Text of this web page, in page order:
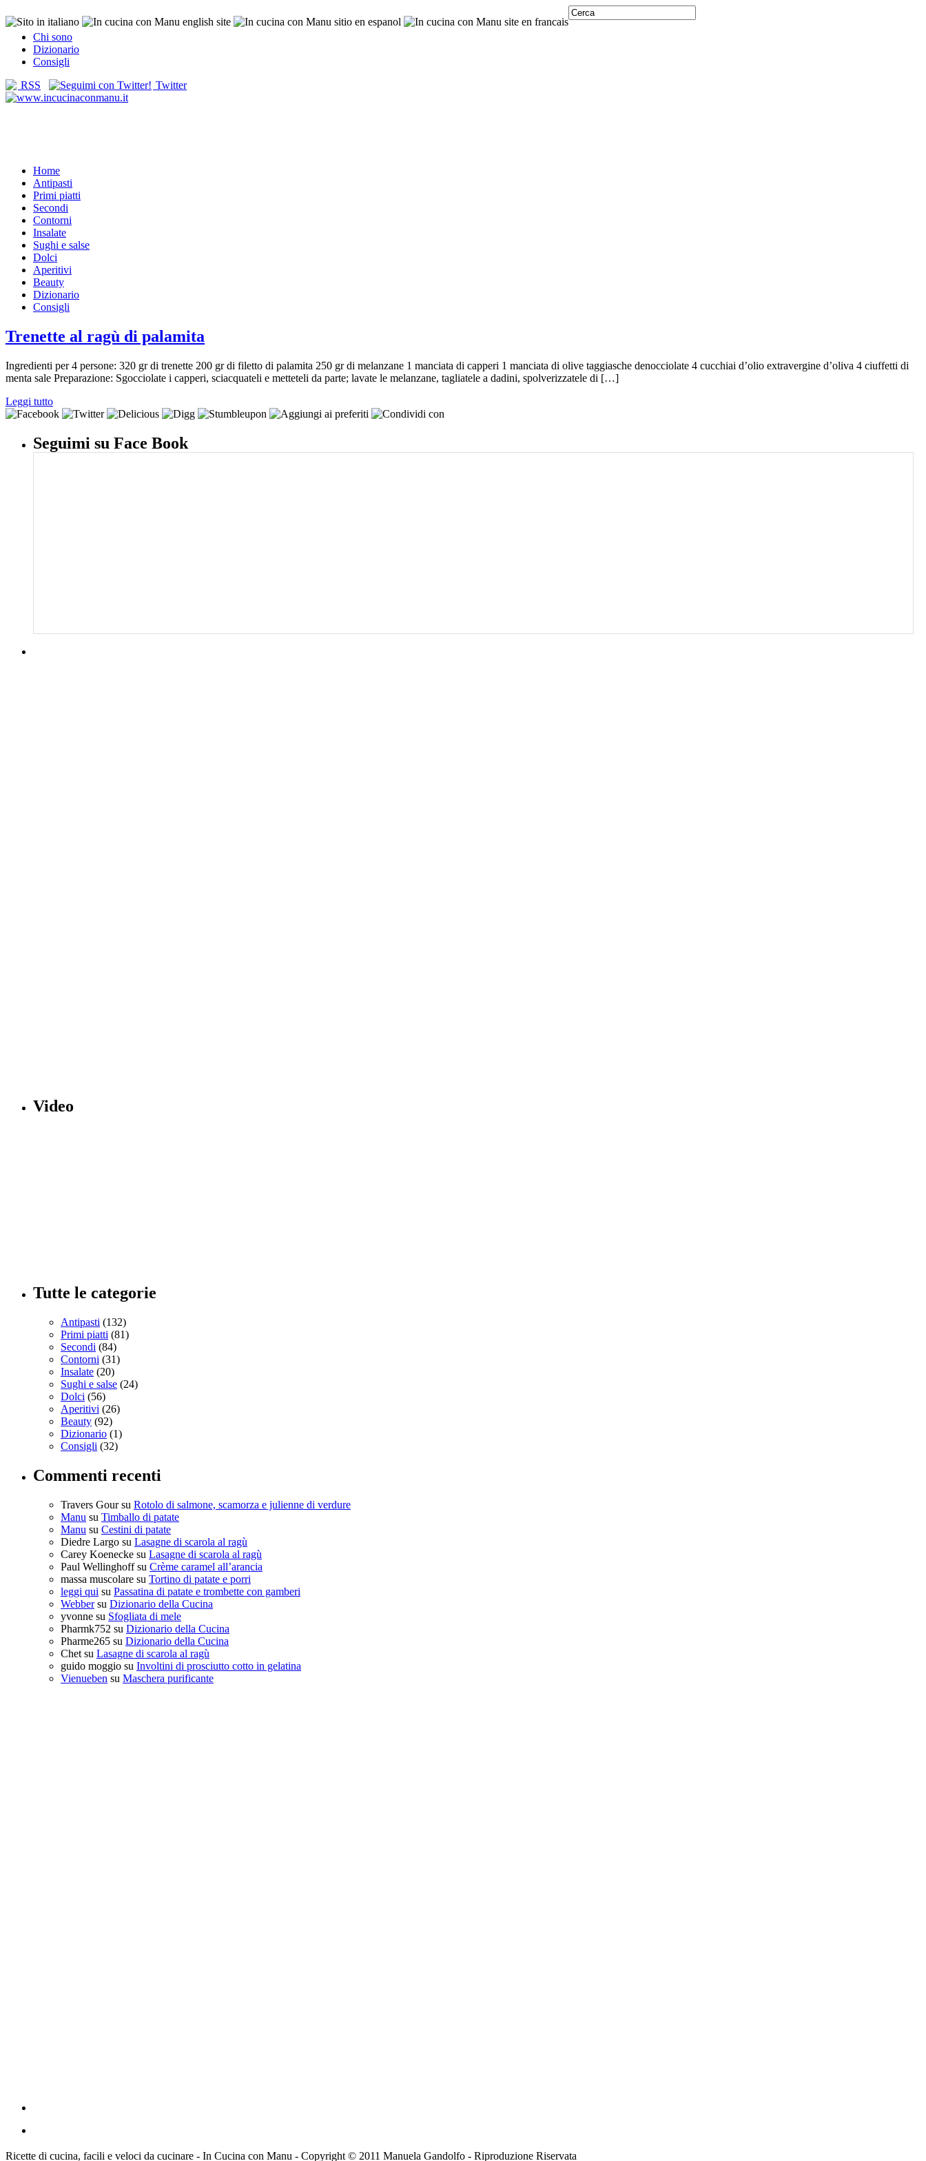
Chi sono
Dizionario
Consigli
RSS
Twitter
Home
Antipasti
Primi piatti
Secondi
Contorni
Insalate
Sughi e salse
Dolci
Aperitivi
Beauty
Dizionario
Consigli
Trenette al ragù di palamita
Ingredienti per 4 persone: 320 gr di trenette 200 gr di filetto di palamita 250 gr di melanzane 1 manciata di capperi 1 manciata di olive taggiasche denocciolate 4 cucchiai d’olio extravergine d’oliva 4 ciuffetti di
menta sale Preparazione: Sgocciolate i capperi, sciacquateli e metteteli da parte; lavate le melanzane, tagliatele a dadini, spolverizzatele di […]
Leggi tutto
Seguimi su Face Book
Video
Tutte le categorie
Antipasti (132)
Primi piatti (81)
Secondi (84)
Contorni (31)
Insalate (20)
Sughi e salse (24)
Dolci (56)
Aperitivi (26)
Beauty (92)
Dizionario (1)
Consigli (32)
Commenti recenti
Travers Goursu Rotolo di salmone, scamorza e julienne di verdure
Manu su Timballo di patate
Manu su Cestini di patate
Diedre Largo su Lasagne di scarola al ragù
Carey Koenecke su Lasagne di scarola al ragù
Paul Wellinghoffsu Crème caramel all’arancia
massa muscolare su Tortino di patate e porri
leggi qui su Passatina di patate e trombette con gamberi
Webbersu Dizionario della Cucina
yvonne su Sfogliata di mele
Pharmk752 su Dizionario della Cucina
Pharme265 su Dizionario della Cucina
Chet su Lasagne di scarola al ragù
guido moggio su Involtini di prosciutto cotto in gelatina
Vienueben su Maschera purificante
Ricette di cucina, facili e veloci da cucinare - In Cucina con Manu - Copyright © 2011 Manuela Gandolfo - Riproduzione Riservata